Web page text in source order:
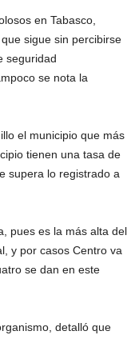
en Tabasco,
sigue sin percibirse
seguridad
se nota la
el municipio que más
tienen una tasa de
supera lo registrado a
pues es la más alta del
y por casos Centro va
se dan en este
detalló que